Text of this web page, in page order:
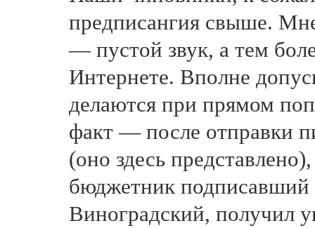
предписангия свыше.
— пустой звук, а тем
Интернете. Вполне
делаются при прямом
факт — после отправки
(оно здесь
бюджетник подписавший
Виноградский, получил